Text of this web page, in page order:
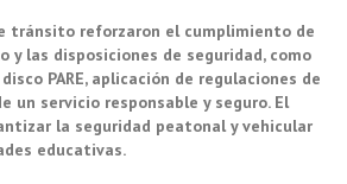
tránsito reforzaron el cumplimiento de
y las disposiciones de seguridad, como
PARE, aplicación de regulaciones de
un servicio responsable y seguro. El
la seguridad peatonal y vehicular
educativas.